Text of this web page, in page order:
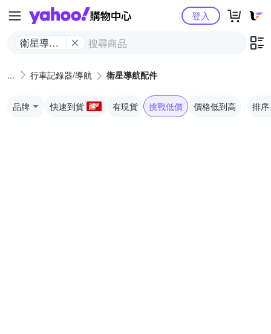
Yahoo購物中心
衛星導航
登入
行車記錄器/導航 衛星導航配件
品牌 快速到貨 有現貨 挑戰低價 價格低到高 排序